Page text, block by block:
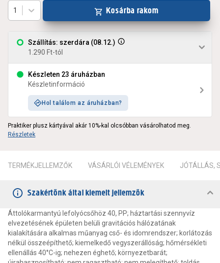
Szállítás: szerdára (08.12.)
1.290 Ft-tól
Készleten 23 áruházban
Készletinformáció
Hol találom az áruházban?
1 Kosárba rakom
Praktiker plusz kártyával akár 10%-kal olcsóbban vásárolhatod meg.
Részletek
TERMÉKJELLEMZŐK VÁSÁRLÓI VÉLEMÉNYEK JÓTÁLLÁS,
Szakértőnk által kiemelt jellemzők
Áttolókarmantyú lefolyócsőhöz 40, PP; háztartási szennyvíz
elvezetésének épületen belüli gravitációs hálózatának
kialakítására alkalmas műanyag cső- és idomrendszer; korlátozás
nélkül összeépíthető; kiemelkedő vegyszerállóság; hőmérsékleti
ellenállás 40°C-ig; nehezen éghető; környezetbarát;